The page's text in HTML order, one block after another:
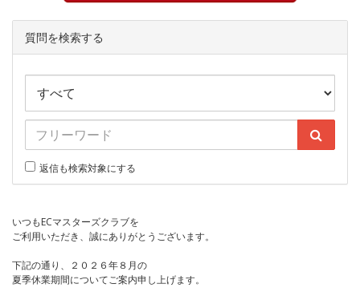
質問を検索する
返信も検索対象にする
いつもECマスターズクラブを
ご利用いただき、誠にありがとうございます。
下記の通り、２０２６年８月の
夏季休業期間についてご案内申し上げます。